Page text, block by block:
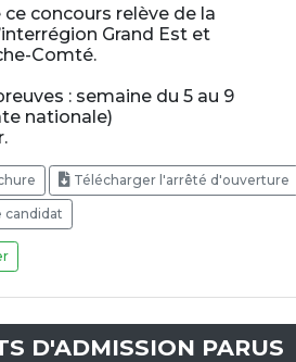
ce concours relève de la
Grand Est et
Comté.
: semaine du 5 au 9
nationale)
Télécharger l'arrêté d'ouverture
candidat
D'ADMISSION PARUS